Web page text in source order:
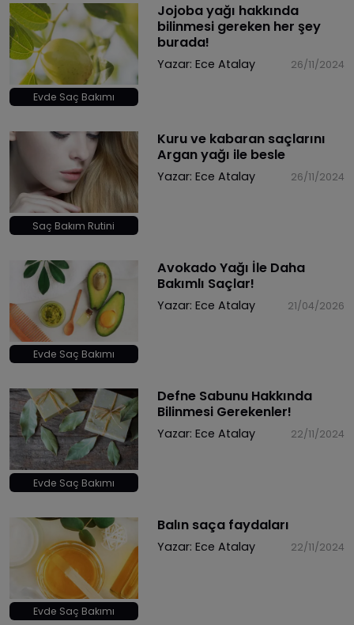
Evde Saç Bakımı
Jojoba yağı hakkında
bilinmesi gereken her şey
burada!
Yazar: Ece Atalay 26/11/2024
Saç Bakım Rutini
​Kuru ve kabaran saçlarını
Argan yağı ile besle
Yazar: Ece Atalay 26/11/2024
Evde Saç Bakımı
Avokado Yağı İle Daha
Bakımlı Saçlar!
Yazar: Ece Atalay 21/04/2026
Evde Saç Bakımı
Defne Sabunu Hakkında
Bilinmesi Gerekenler!
Yazar: Ece Atalay 22/11/2024
Evde Saç Bakımı
Balın saça faydaları
Yazar: Ece Atalay 22/11/2024